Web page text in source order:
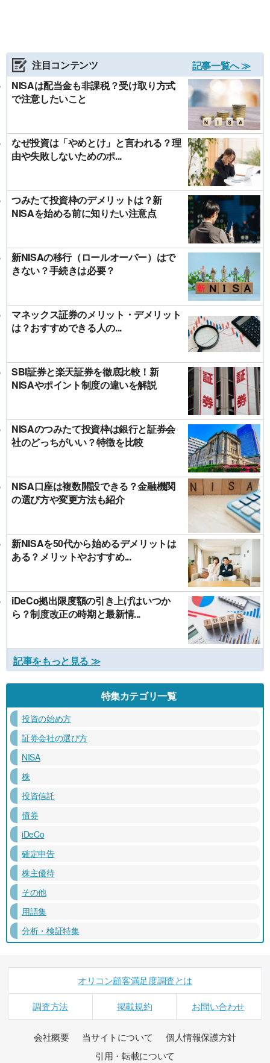
注目コンテンツ
記事一覧へ ≫
NISAは配当金も非課税？受け取り方式
で注意したいこと
なぜ投資は「やめとけ」と言われる？理
由や失敗しないためのポ...
つみたて投資枠のデメリットは？新
NISAを始める前に知りたい注意点
新NISAの移行（ロールオーバー）はで
きない？手続きは必要？
マネックス証券のメリット・デメリット
は？おすすめできる人の...
SBI証券と楽天証券を徹底比較！新
NISAやポイント制度の違いを解説
NISAのつみたて投資枠は銀行と証券会
社のどっちがいい？特徴を比較
NISA口座は複数開設できる？金融機関
の選び方や変更方法も紹介
新NISAを50代から始めるデメリットは
ある？メリットやおすすめ...
iDeCo拠出限度額の引き上げはいつか
ら？制度改正の時期と最新情...
記事をもっと見る ≫
特集カテゴリ一覧
投資の始め方
証券会社の選び方
NISA
株
投資信託
債券
iDeCo
確定申告
株主優待
その他
用語集
分析・検証特集
オリコン顧客満足度調査とは
調査方法 掲載規約 お問い合わせ
会社概要 当サイトについて
個人情報保護方針
引用・転載について